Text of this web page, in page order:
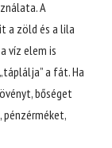
A
a zöld és a lila
víz elem is
a fát. Ha
bőséget